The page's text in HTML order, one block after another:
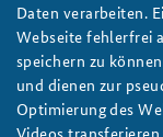
Directions
Further Events
Lkws der
Foto: Bundeswehr/
Daten verarbeiten.
Webseite fehlerfrei
speichern zu
und dienen zur
Optimierung des
Videos